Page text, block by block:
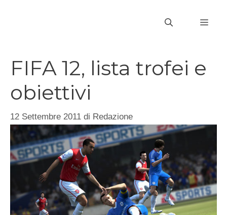
FIFA 12, lista trofei e
obiettivi
12 Settembre 2011 di Redazione